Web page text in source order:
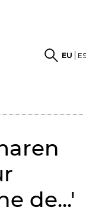
EU
de...'